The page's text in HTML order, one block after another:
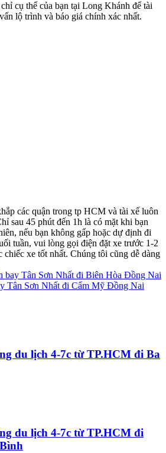
cụ thể của bạn tại Long Khánh để tài
lộ trình và báo giá chính xác nhất.
các quận trong tp HCM và tài xế luôn
sau 45 phút đến 1h là có mặt khi bạn
nếu bạn không gấp hoặc dự định đi
tuần, vui lòng gọi điện đặt xe trước 1-2
chiếc xe tốt nhất. Chúng tôi cũng dễ dàng
bay Tân Sơn Nhất đi Biên Hòa Đồng Nai
Tân Sơn Nhất đi Cẩm Mỹ Đồng Nai
du lịch 4-7c từ TP.HCM đi Ba
du lịch 4-7c từ TP.HCM đi